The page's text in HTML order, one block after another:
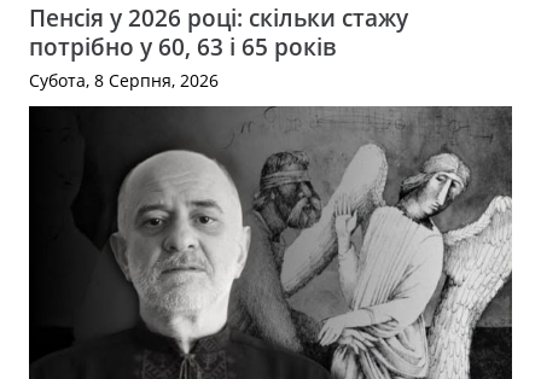
Пенсія у 2026 році: скільки стажу
потрібно у 60, 63 і 65 років
Субота, 8 Серпня, 2026